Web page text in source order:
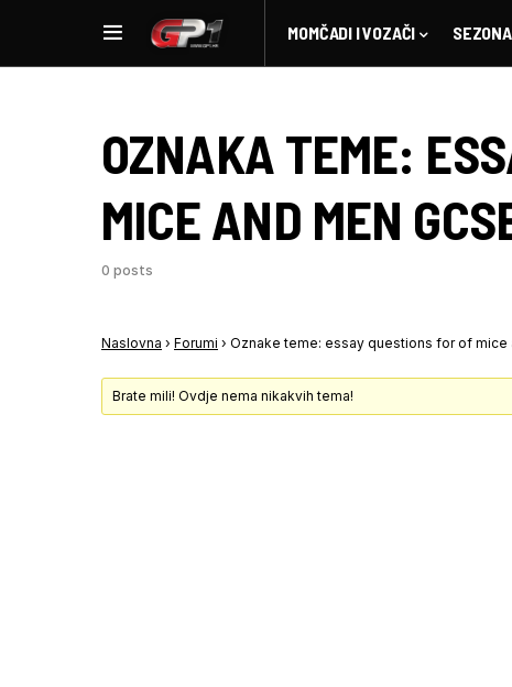
MOMČADI I VOZAČI
OZNAKA TEME:
MICE AND MEN
0 posts
Naslovna › Forumi › Oznake teme: essay questions for of mice
Brate mili! Ovdje nema nikakvih tema!